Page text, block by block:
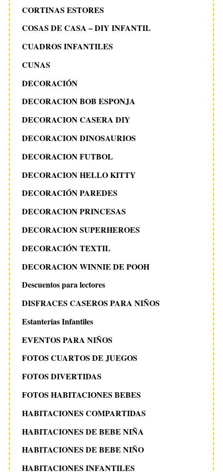
CORTINAS ESTORES
COSAS DE CASA – DIY INFANTIL
CUADROS INFANTILES
CUNAS
DECORACIÓN
DECORACION BOB ESPONJA
DECORACION CASERA DIY
DECORACION DINOSAURIOS
DECORACION FUTBOL
DECORACION HELLO KITTY
DECORACIÓN PAREDES
DECORACION PRINCESAS
DECORACION SUPERHEROES
DECORACIÓN TEXTIL
DECORACION WINNIE DE POOH
Descuentos para lectores
DISFRACES CASEROS PARA NIÑOS
Estanterias Infantiles
EVENTOS PARA NIÑOS
FOTOS CUARTOS DE JUEGOS
FOTOS DIVERTIDAS
FOTOS HABITACIONES BEBES
HABITACIONES COMPARTIDAS
HABITACIONES DE BEBE NIÑA
HABITACIONES DE BEBE NIÑO
HABITACIONES INFANTILES